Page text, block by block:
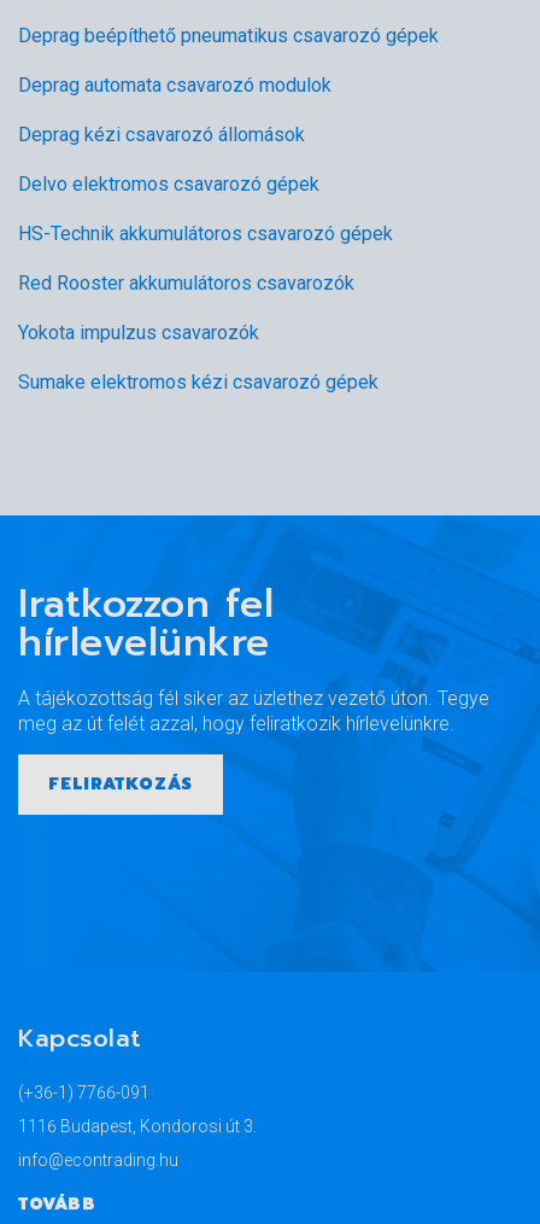
Deprag beépíthető pneumatikus csavarozó gépek
Deprag automata csavarozó modulok
Deprag kézi csavarozó állomások
Delvo elektromos csavarozó gépek
HS-Technik akkumulátoros csavarozó gépek
Red Rooster akkumulátoros csavarozók
Yokota impulzus csavarozók
Sumake elektromos kézi csavarozó gépek
Iratkozzon fel
hírlevelünkre
A tájékozottság fél siker az üzlethez vezető úton. Tegye
meg az út felét azzal, hogy feliratkozik hírlevelünkre.
FELIRATKOZÁS
Kapcsolat
(+36-1) 7766-091
1116 Budapest, Kondorosi út 3.
info@econtrading.hu
TOVÁBB